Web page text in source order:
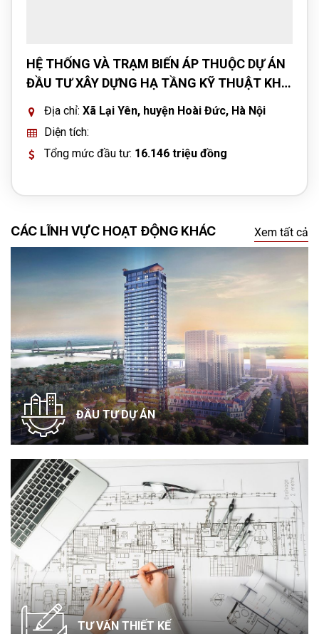
HỆ THỐNG VÀ TRẠM BIẾN ÁP THUỘC DỰ ÁN
ĐẦU TƯ XÂY DỰNG HẠ TẦNG KỸ THUẬT KHU
ĐẤT DỊCH VỤ KỸ THUẬT XÃ LẠI YÊN, HUYỆN
HOÀI ĐỨC
Địa chỉ: Xã Lại Yên, huyện Hoài Đức, Hà Nội
Diện tích:
Tổng mức đầu tư: 16.146 triệu đồng
CÁC LĨNH VỰC HOẠT ĐỘNG KHÁC Xem tất cả
ĐẦU TƯ DỰ ÁN
TƯ VẤN THIẾT KẾ